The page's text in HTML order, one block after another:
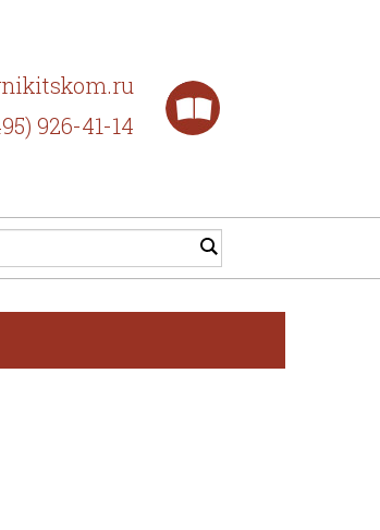
926-41-14